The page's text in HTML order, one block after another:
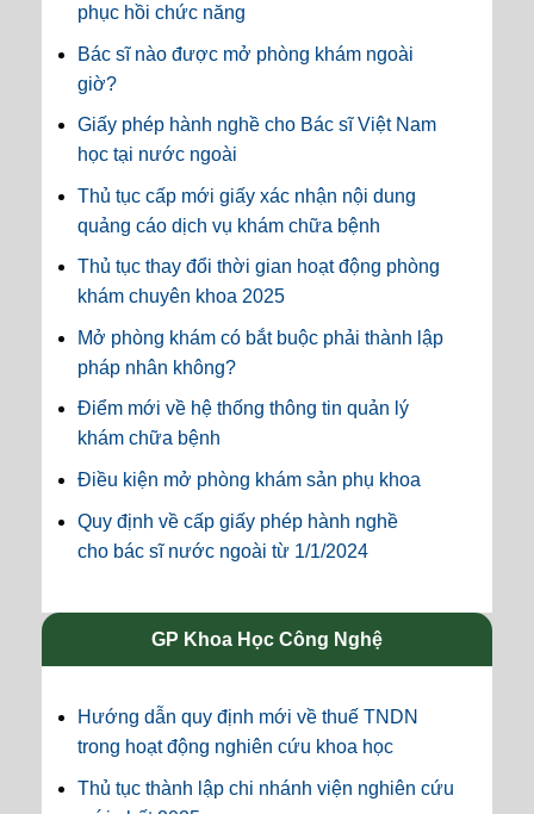
phục hồi chức năng
Bác sĩ nào được mở phòng khám ngoài
giờ?
Giấy phép hành nghề cho Bác sĩ Việt Nam
học tại nước ngoài
Thủ tục cấp mới giấy xác nhận nội dung
quảng cáo dịch vụ khám chữa bệnh
Thủ tục thay đổi thời gian hoạt động phòng
khám chuyên khoa 2025
Mở phòng khám có bắt buộc phải thành lập
pháp nhân không?
Điểm mới về hệ thống thông tin quản lý
khám chữa bệnh
Điều kiện mở phòng khám sản phụ khoa
Quy định về cấp giấy phép hành nghề
cho bác sĩ nước ngoài từ 1/1/2024
GP Khoa Học Công Nghệ
Hướng dẫn quy định mới về thuế TNDN
trong hoạt động nghiên cứu khoa học
Thủ tục thành lập chi nhánh viện nghiên cứu